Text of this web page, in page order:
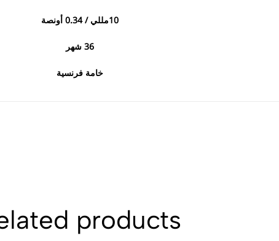
10مللي / 0.34 أونصة
36 شهر
خامة فرنسية
products